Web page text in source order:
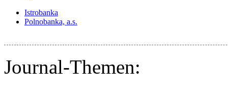
Istrobanka
Polnobanka, a.s.
Journal-Themen: